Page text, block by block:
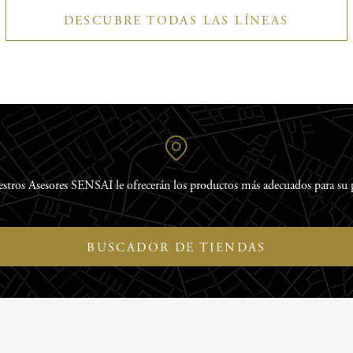
DESCUBRE TODAS LAS LÍNEAS
Asesores SENSAI le ofrecerán los productos más adecuados para su
BUSCADOR DE TIENDAS